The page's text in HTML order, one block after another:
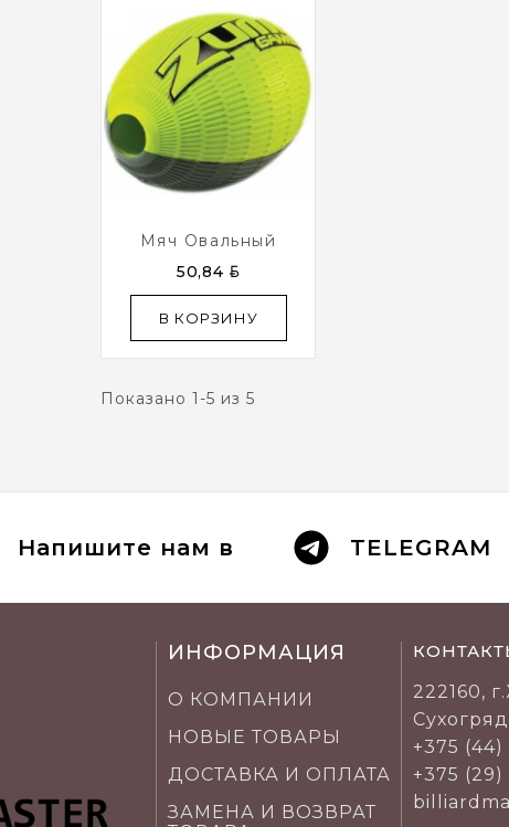
Мяч Овальный
50,84 BYN
В КОРЗИНУ
Показано 1-5 из 5
Напишите нам в TELEGRAM
ИНФОРМАЦИЯ
О КОМПАНИИ
НОВЫЕ ТОВАРЫ
ДОСТАВКА И ОПЛАТА
ЗАМЕНА И ВОЗВРАТ
222160,
+375
+375